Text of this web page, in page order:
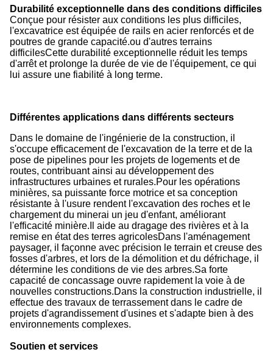
Durabilité exceptionnelle dans des conditions difficiles
Conçue pour résister aux conditions les plus difficiles,
l'excavatrice est équipée de rails en acier renforcés et de
poutres de grande capacité.ou d'autres terrains
difficilesCette durabilité exceptionnelle réduit les temps
d'arrêt et prolonge la durée de vie de l'équipement, ce qui
lui assure une fiabilité à long terme.
Différentes applications dans différents secteurs
Dans le domaine de l'ingénierie de la construction, il
s'occupe efficacement de l'excavation de la terre et de la
pose de pipelines pour les projets de logements et de
routes, contribuant ainsi au développement des
infrastructures urbaines et rurales.Pour les opérations
minières, sa puissante force motrice et sa conception
résistante à l'usure rendent l'excavation des roches et le
chargement du minerai un jeu d'enfant, améliorant
l'efficacité minière.Il aide au dragage des rivières et à la
remise en état des terres agricolesDans l'aménagement
paysager, il façonne avec précision le terrain et creuse des
fosses d'arbres, et lors de la démolition et du défrichage, il
détermine les conditions de vie des arbres.Sa forte
capacité de concassage ouvre rapidement la voie à de
nouvelles constructions.Dans la construction industrielle, il
effectue des travaux de terrassement dans le cadre de
projets d'agrandissement d'usines et s'adapte bien à des
environnements complexes.
Soutien et services